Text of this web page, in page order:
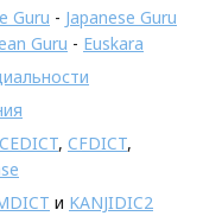
Guru - Japanese Guru
Guru - Euskara
CEDICT, CFDICT,
и KANJIDIC2